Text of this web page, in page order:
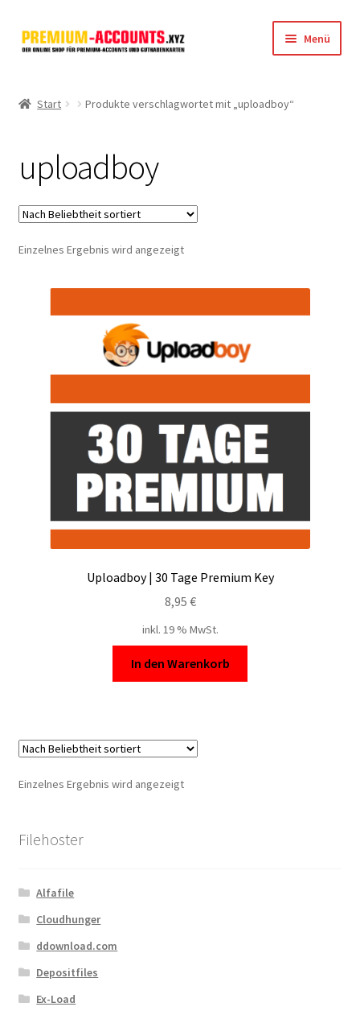
Zur
Navigation
Zum
Inhalt
Menü
FileJoker
Depositfiles
TakeFile
Filesmonster
Ex-Load
Zahlungsarten
Start Produkte verschlagwortet mit „uploadboy“
uploadboy
Einzelnes Ergebnis wird angezeigt
Uploadboy | 30 Tage Premium Key
8,95 €
inkl. 19 % MwSt.
In den Warenkorb
Einzelnes Ergebnis wird angezeigt
Filehoster
Alfafile
Cloudhunger
ddownload.com
Depositfiles
Ex-Load